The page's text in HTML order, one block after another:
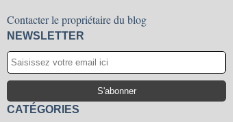
Contacter le propriétaire du blog
NEWSLETTER
CATÉGORIES